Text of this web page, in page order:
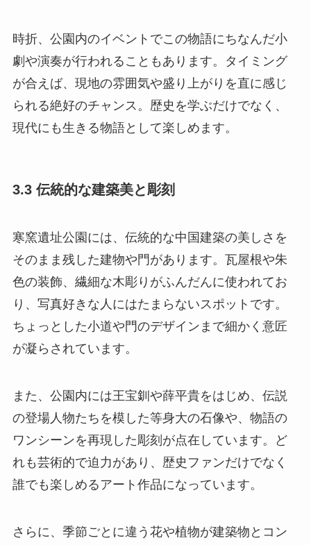
時折、公園内のイベントでこの物語にちなんだ小
劇や演奏が行われることもあります。タイミング
が合えば、現地の雰囲気や盛り上がりを直に感じ
られる絶好のチャンス。歴史を学ぶだけでなく、
現代にも生きる物語として楽しめます。
3.3 伝統的な建築美と彫刻
寒窯遺址公園には、伝統的な中国建築の美しさを
そのまま残した建物や門があります。瓦屋根や朱
色の装飾、繊細な木彫りがふんだんに使われてお
り、写真好きな人にはたまらないスポットです。
ちょっとした小道や門のデザインまで細かく意匠
が凝らされています。
また、公園内には王宝釧や薛平貴をはじめ、伝説
の登場人物たちを模した等身大の石像や、物語の
ワンシーンを再現した彫刻が点在しています。ど
れも芸術的で迫力があり、歴史ファンだけでなく
誰でも楽しめるアート作品になっています。
さらに、季節ごとに違う花や植物が建築物とコン